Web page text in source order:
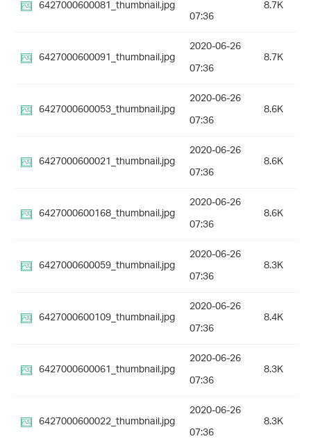
6427000600081_thumbnail.jpg
07:36
8.7K
6427000600091_thumbnail.jpg
2020-06-26
07:36
8.7K
6427000600053_thumbnail.jpg
2020-06-26
07:36
8.6K
6427000600021_thumbnail.jpg
2020-06-26
07:36
8.6K
6427000600168_thumbnail.jpg
2020-06-26
07:36
8.6K
6427000600059_thumbnail.jpg
2020-06-26
07:36
8.3K
6427000600109_thumbnail.jpg
2020-06-26
07:36
8.4K
6427000600061_thumbnail.jpg
2020-06-26
07:36
8.3K
6427000600022_thumbnail.jpg
2020-06-26
07:36
8.3K